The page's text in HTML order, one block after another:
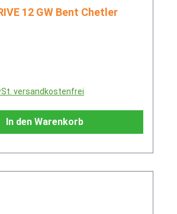
versandkostenfrei
In den Warenkorb